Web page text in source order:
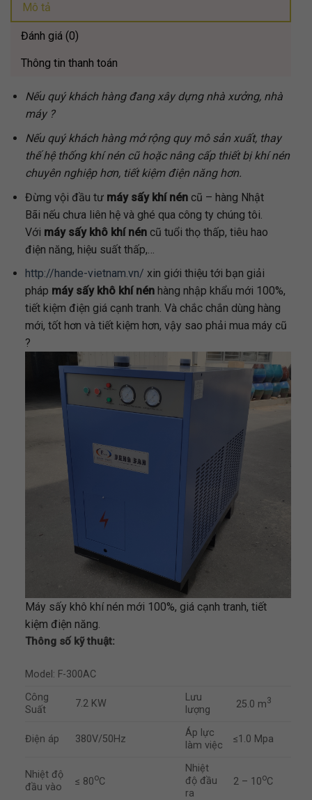
Mô tả
Đánh giá (0)
Thông tin thanh toán
Nếu quý khách hàng đang xây dựng nhà xưởng, nhà
máy ?
Nếu quý khách hàng mở rộng quy mô sản xuất, thay
thế hệ thống khí nén cũ hoặc nâng cấp thiết bị khí nén
chuyên nghiệp hơn, tiết kiệm điện năng hơn.
Đừng vội đầu tư máy sấy khí néncũ – hàng Nhật
Bãi nếu chưa liên hệ và ghé qua công ty chúng tôi.
Với máy sấy khô khí néncũ tuổi thọ thấp, tiêu hao
điện năng, hiệu suất thấp,…
http://hande-vietnam.vn/ xin giới thiệu tới bạn giải
pháp máy sấy khô khí nénhàng nhập khẩu mới 100%,
tiết kiệm điện giá cạnh tranh. Và chắc chắn dùng hàng
mới, tốt hơn và tiết kiệm hơn, vậy sao phải mua máy cũ
?
Máy sấy khô khí nén mới 100%, giá cạnh tranh, tiết
kiệm điện năng.
Thông số kỹ thuật:
Model: F-300AC
Công
Suất
7.2 KW
Lưu
lượng
25.0 m3
Điện áp 380V/50Hz
Áp lực
làm việc
≤1.0 Mpa
Nhiệt độ
đầu vào
≤ 80oC
Nhiệt
độ đầu
ra
2 – 10oC